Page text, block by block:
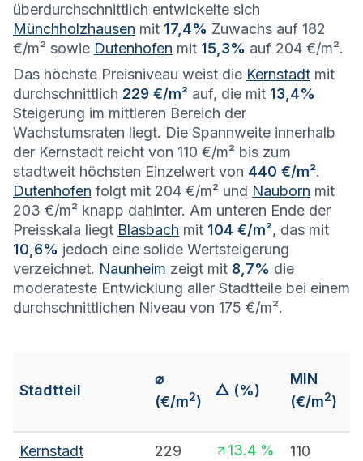
überdurchschnittlich entwickelte sich
Münchholzhausen mit 17,4% Zuwachs auf 182
€/m² sowie Dutenhofen mit 15,3% auf 204 €/m².
Das höchste Preisniveau weist die Kernstadt mit
durchschnittlich 229 €/m² auf, die mit 13,4%
Steigerung im mittleren Bereich der
Wachstumsraten liegt. Die Spannweite innerhalb
der Kernstadt reicht von 110 €/m² bis zum
stadtweit höchsten Einzelwert von 440 €/m².
Dutenhofen folgt mit 204 €/m² und Nauborn mit
203 €/m² knapp dahinter. Am unteren Ende der
Preisskala liegt Blasbach mit 104 €/m², das mit
10,6% jedoch eine solide Wertsteigerung
verzeichnet. Naunheim zeigt mit 8,7% die
moderateste Entwicklung aller Stadtteile bei einem
durchschnittlichen Niveau von 175 €/m².
Stadtteil
⌀
(€/m2)
△ (%)
MIN
(€/m2)
Kernstadt 229 13.4 % 110